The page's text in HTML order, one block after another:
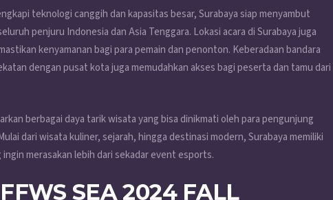
teknologi canggih dan kapasitas besar, Surabaya siap menyambut
penjuru Indonesia dan Asia Tenggara. Lokasi acara di Surabaya juga
kenyamanan bagi para pemain dan penonton. Keberadaan bandara
dengan pusat kota juga memudahkan akses bagi peserta dan tamu dari
berbagai daya tarik wisata yang bisa dinikmati oleh para pengunjung
dari wisata kuliner, sejarah, hingga destinasi modern, Surabaya memiliki
merasakan lebih dari sekadar event esports.
SEA 2024 FALL